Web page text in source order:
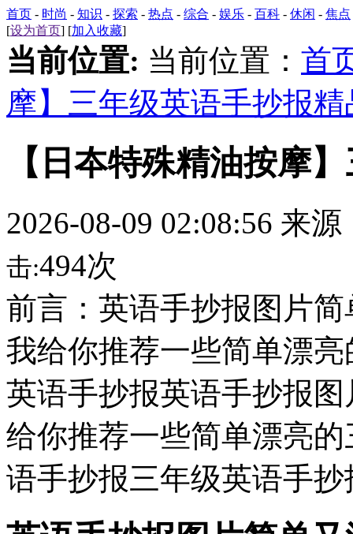
首页 - 时尚 - 知识 - 探索 - 热点 - 综合 - 娱乐 - 百科 - 休闲 - 焦点
[设为首页] [加入收藏]
当前位置: 当前位置： 首
摩】三年级英语手抄报精
【日夲特殊精油按摩
2026-08-09 02:08:56 来源
击:494次
前言：英语手抄报图片
我给你推荐一些简单漂
英语手抄报英语手抄报
给你推荐一些简单漂亮
语手抄报三年级英语手